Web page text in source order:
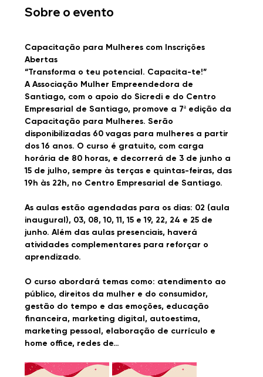
Sobre o evento
Capacitação para Mulheres com Inscrições
Abertas
“Transforma o teu potencial. Capacita-te!”
A Associação Mulher Empreendedora de
Santiago, com o apoio do Sicredi e do Centro
Empresarial de Santiago, promove a 7ª edição da
Capacitação para Mulheres. Serão
disponibilizadas 60 vagas para mulheres a partir
dos 16 anos. O curso é gratuito, com carga
horária de 80 horas, e decorrerá d e 3 de junho a
15 de julho, sempre às terças e quintas-feiras, das
19h às 22h, no Centro Empresarial de Santiago.
As aulas estão agendadas para os dias: 02 (aula
inaugural), 03, 08, 10, 11, 15 e 19, 22, 24 e 25 de
junho. Além das aulas presenciais, haverá
atividades complementares para reforçar o
aprendizado.
O curso abordará temas como: atendimento ao
público, direitos da mulher e do consumidor,
gestão do tempo e das emoções, educação
financeira, marketing digital, autoestima,
marketing pessoal, elaboração de currículo e
home office, redes de…